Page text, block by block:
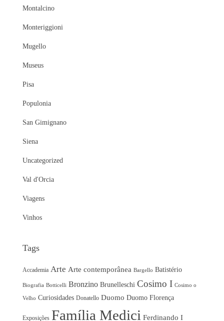
Montalcino
Monteriggioni
Mugello
Museus
Pisa
Populonia
San Gimignano
Siena
Uncategorized
Val d'Orcia
Viagens
Vinhos
Tags
Accademia Arte Arte contemporânea Bargello Batistério
Biografia Botticelli Bronzino Brunelleschi Cosimo I Cosimo o
Velho Curiosidades Donatello Duomo Duomo Florença
Exposições Família Medici Ferdinando I